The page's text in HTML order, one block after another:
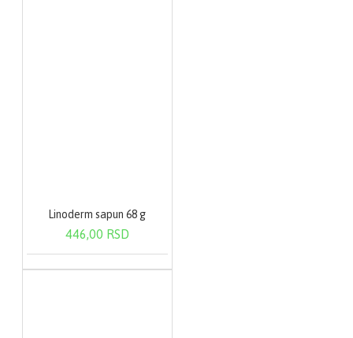
Linoderm sapun 68 g
446,00 RSD